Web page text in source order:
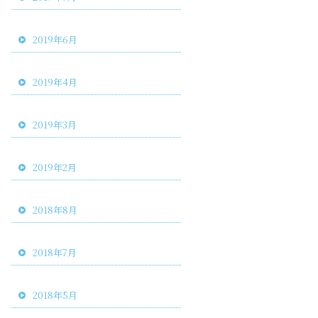
2019年6月
2019年4月
2019年3月
2019年2月
2018年8月
2018年7月
2018年5月